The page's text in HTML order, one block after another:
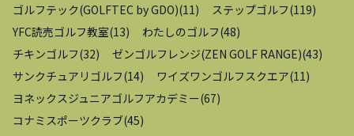
ゴルフテック(GOLFTEC by GDO)(11 ) ステップゴルフ(119)
YFC読売ゴルフ教室(13) わたしのゴルフ(48)
チキンゴルフ(32) ゼンゴルフレンジ(ZEN GOLF RANGE)(43)
サンクチュアリゴルフ(14) ワイズワンゴルフスクエア(11 )
ヨネックスジュニアゴルフアカデミー(67)
コナミスポーツクラブ(45)